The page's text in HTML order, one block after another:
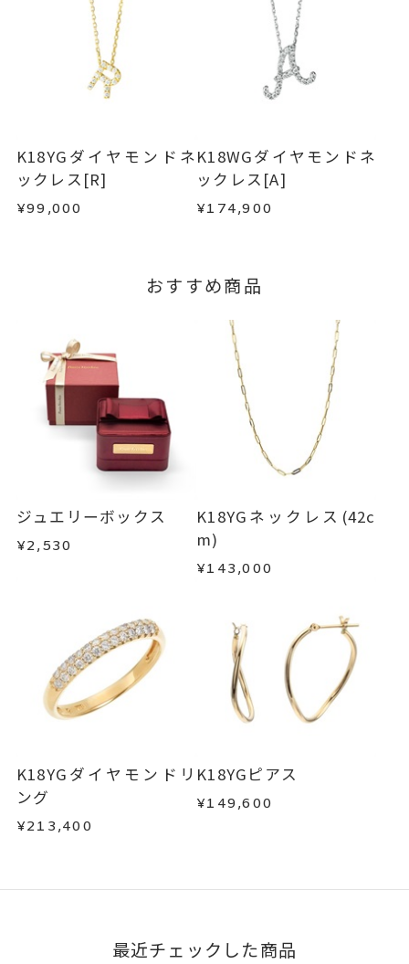
※お急ぎの方はご注文前にお問い合わせくださ
い。事前に現在の納期状況を確認いたします。
お届け予定日はご注文から2営業日以内にメールに
詳しくはこちら
・過度な交換・返品を繰り返している場合
商品の品質には万全を期しておりますが、万が一
不良品の場合、またはご注文のお品と異なる場合
は、早急に商品を交換させていただきます。
はお問い合わせフォームよりご連絡ください。
この場合の返送料は弊社にて負担いたしますの
で、着払いにてご返送ください。
詳細はこちら
K18YGダイヤモンドネ
ックレス[R]
¥99,000
K18WGダイヤモンドネ
ックレス[A]
¥174,900
おすすめ商品
ジュエリーボックス
¥2,530
K18YGネックレス(42c
m)
¥143,000
K18YGダイヤモンドリ
ング
¥213,400
K18YGピアス
¥149,600
最近チェックした商品